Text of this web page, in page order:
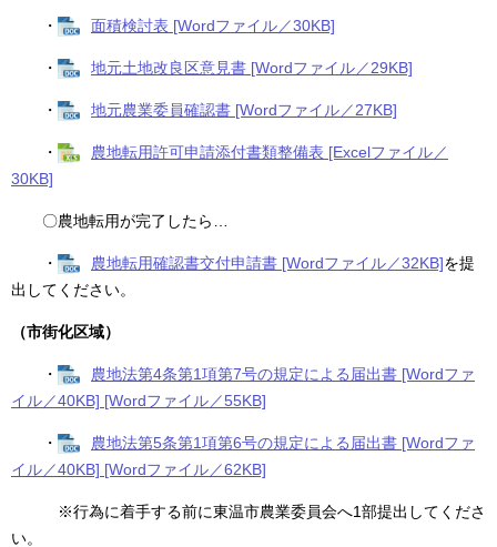
・ 面積検討表 [Wordファイル／30KB]
・ 地元土地改良区意見書 [Wordファイル／29KB]
・ 地元農業委員確認書 [Wordファイル／27KB]
・
農地転用許可申請添付書類整備表 [Excelファイル／
30KB]
〇農地転用が完了したら…
・ 農地転用確認書交付申請書 [Wordファイル／32KB]を提
出してください。
（市街化区域）
・
農地法第4条第1項第7号の規定による届出書 [Wordファ
イル／40KB] [Wordファイル／55KB]
・
農地法第5条第1項第6号の規定による届出書 [Wordファ
イル／40KB] [Wordファイル／62KB]
※行為に着手する前に東温市農業委員会へ1部提出してくださ
い。